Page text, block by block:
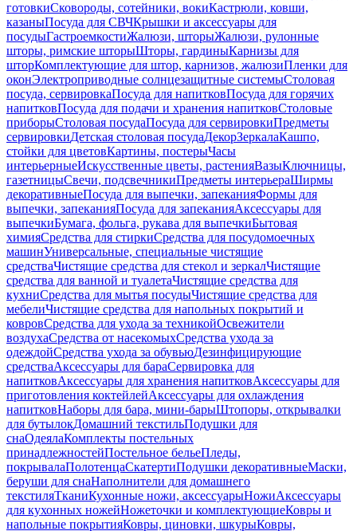
готовкиСковороды, сотейники, вокиКастрюли, ковши,
казаныПосуда для СВЧКрышки и аксессуары для
посудыГастроемкостиЖалюзи, шторыЖалюзи, рулонные
шторы, римские шторыШторы, гардиныКарнизы для
шторКомплектующие для штор, карнизов, жалюзиПленки для
оконЭлектроприводные солнцезащитные системыСтоловая
посуда, сервировкаПосуда для напитковПосуда для горячих
напитковПосуда для подачи и хранения напитковСтоловые
приборыСтоловая посудаПосуда для сервировкиПредметы
сервировкиДетская столовая посудаДекорЗеркалаКашпо,
стойки для цветовКартины, постерыЧасы
интерьерныеИскусственные цветы, растенияВазыКлючницы,
газетницыСвечи, подсвечникиПредметы интерьераШирмы
декоративныеПосуда для выпечки, запеканияФормы для
выпечки, запеканияПосуда для запеканияАксессуары для
выпечкиБумага, фольга, рукава для выпечкиБытовая
химияСредства для стиркиСредства для посудомоечных
машинУниверсальные, специальные чистящие
средстваЧистящие средства для стекол и зеркалЧистящие
средства для ванной и туалетаЧистящие средства для
кухниСредства для мытья посудыЧистящие средства для
мебелиЧистящие средства для напольных покрытий и
ковровСредства для ухода за техникойОсвежители
воздухаСредства от насекомыхСредства ухода за
одеждойСредства ухода за обувьюДезинфицирующие
средстваАксессуары для бараСервировка для
напитковАксессуары для хранения напитковАксессуары для
приготовления коктейлейАксессуары для охлаждения
напитковНаборы для бара, мини-барыШтопоры, открывалки
для бутылокДомашний текстильПодушки для
снаОдеялаКомплекты постельных
принадлежностейПостельное бельеПледы,
покрывалаПолотенцаСкатертиПодушки декоративныеМаски,
беруши для снаНаполнители для домашнего
текстиляТканиКухонные ножи, аксессуарыНожиАксессуары
для кухонных ножейНожеточки и комплектующиеКовры и
напольные покрытияКовры, циновки, шкурыКовры,